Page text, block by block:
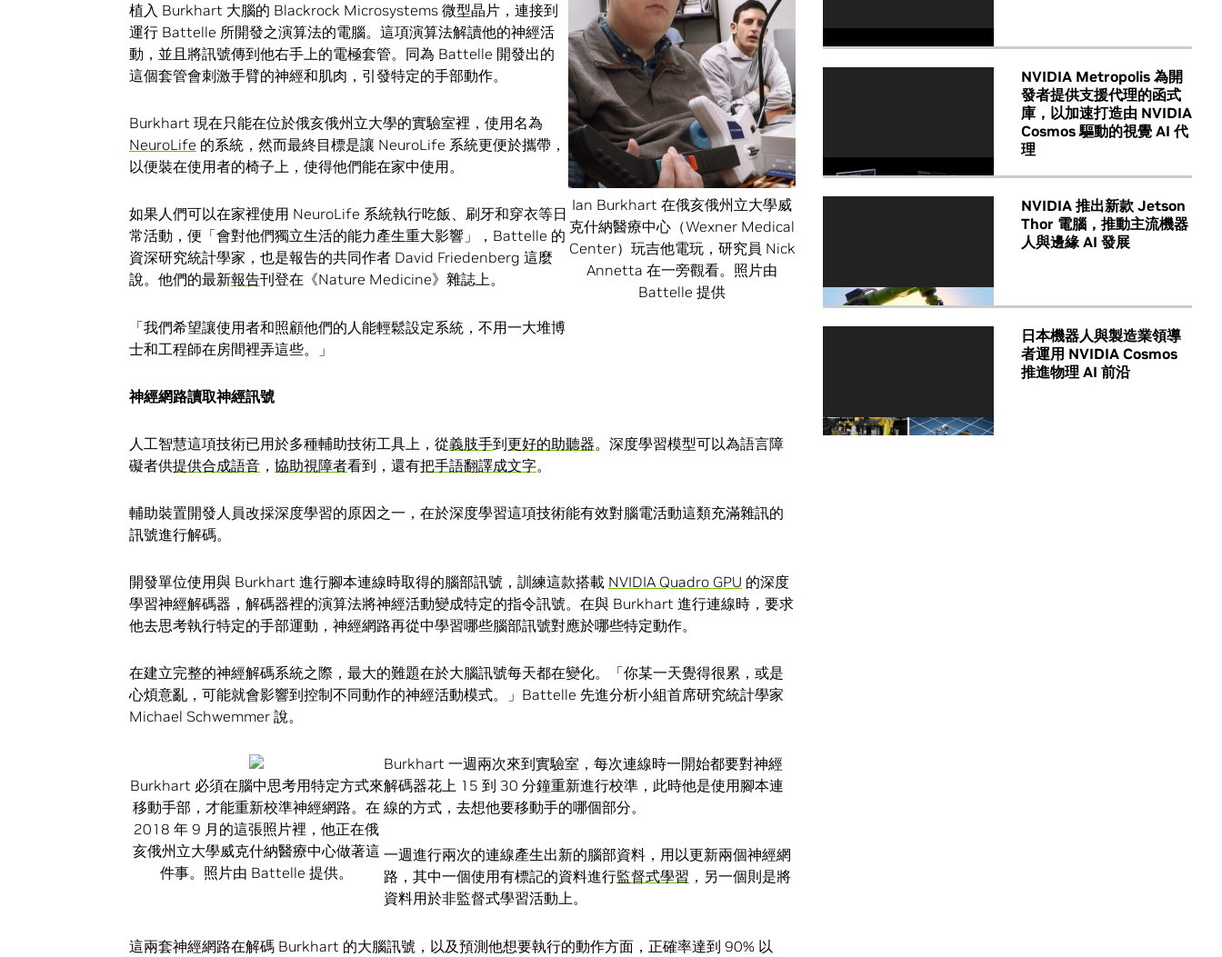
Ian Burkhart 在俄亥俄州立大學威
克什納醫療中心（Wexner Medical
Center）玩吉他電玩，研究員 Nick
Annetta 在一旁觀看。照片由
Battelle 提供
植入 Burkhart 大腦的 Blackrock Microsystems 微型晶片，連接到
運行 Battelle 所開發之演算法的電腦。這項演算法解讀他的神經活
動，並且將訊號傳到他右手上的電極套管。同為 Battelle 開發出的
這個套管會刺激手臂的神經和肌肉，引發特定的手部動作。
Burkhart 現在只能在位於俄亥俄州立大學的實驗室裡，使用名為
NeuroLife 的系統，然而最終目標是讓 NeuroLife 系統更便於攜帶，
以便裝在使用者的椅子上，使得他們能在家中使用。
如果人們可以在家裡使用 NeuroLife 系統執行吃飯、刷牙和穿衣等日
常活動，便「會對他們獨立生活的能力產生重大影響」，Battelle 的
資深研究統計學家，也是報告的共同作者 David Friedenberg 這麼
說。他們的最新報告刊登在《Nature Medicine》雜誌上。
「我們希望讓使用者和照顧他們的人能輕鬆設定系統，不用一大堆博
士和工程師在房間裡弄這些。」
神經網路讀取神經訊號
人工智慧這項技術已用於多種輔助技術工具上，從義肢手到更好的助聽器。深度學習模型可以為語言障
礙者供提供合成語音 ， 協助視障者看到，還有把手語翻譯成文字。
輔助裝置開發人員改採深度學習的原因之一，在於深度學習這項技術能有效對腦電活動這類充滿雜訊的
訊號進行解碼。
開發單位使用與 Burkhart 進行腳本連線時取得的腦部訊號，訓練這款搭載 NVIDIA Quadro GPU 的深度
學習神經解碼器，解碼器裡的演算法將神經活動變成特定的指令訊號。在與 Burkhart 進行連線時，要求
他去思考執行特定的手部運動，神經網路再從中學習哪些腦部訊號對應於哪些特定動作。
在建立完整的神經解碼系統之際，最大的難題在於大腦訊號每天都在變化。「你某一天覺得很累，或是
心煩意亂，可能就會影響到控制不同動作的神經活動模式。」Battelle 先進分析小組首席研究統計學家
Michael Schwemmer 說。
Burkhart 必須在腦中思考用特定方式來
移動手部，才能重新校準神經網路。在
2018 年 9 月的這張照片裡，他正在俄
亥俄州立大學威克什納醫療中心做著這
件事。照片由 Battelle 提供。
Burkhart 一週兩次來到實驗室，每次連線時一開始都要對神經
解碼器花上 15 到 30 分鐘重新進行校準，此時他是使用腳本連
線的方式，去想他要移動手的哪個部分。
一週進行兩次的連線產生出新的腦部資料，用以更新兩個神經網
路，其中一個使用有標記的資料進行監督式學習 ，另一個則是將
資料用於非監督式學習活動上。
這兩套神經網路在解碼 Burkhart 的大腦訊號，以及預測他想要執行的動作方面，正確率達到 90% 以
NVIDIA Metropolis 為開
發者提供支援代理的函式
庫，以加速打造由 NVIDIA
Cosmos 驅動的視覺 AI 代
理
NVIDIA 推出新款 Jetson
Thor 電腦，推動主流機器
人與邊緣 AI 發展
日本機器人與製造業領導
者運用 NVIDIA Cosmos
推進物理 AI 前沿